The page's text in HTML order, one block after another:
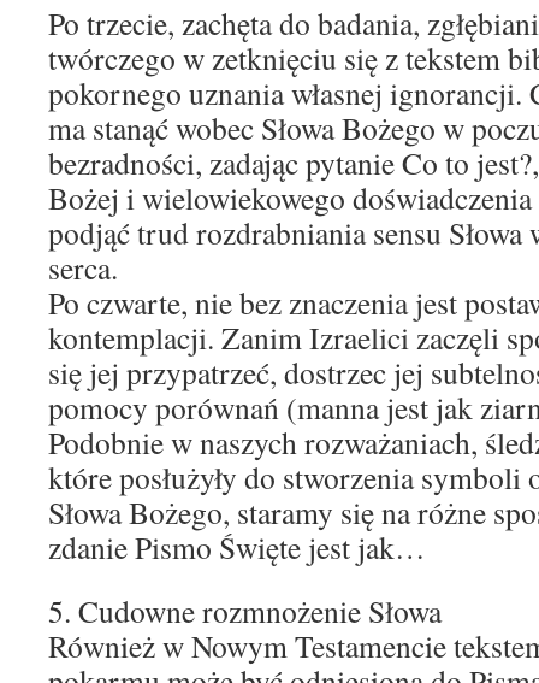
Po trzecie, zachęta do badania,
twórczego w zetknięciu się z tekstem
pokornego uznania własnej ignorancji.
ma stanąć wobec Słowa Bożego w
bezradności, zadając pytanie Co to
Bożej i wielowiekowego
podjąć trud rozdrabniania sensu
serca.
Po czwarte, nie bez znaczenia jest
kontemplacji. Zanim Izraelici zaczęli
się jej przypatrzeć, dostrzec jej
pomocy porównań (manna jest jak
Podobnie w naszych rozważaniach,
które posłużyły do stworzenia symboli
Słowa Bożego, staramy się na różne
zdanie Pismo Święte jest jak…
5. Cudowne rozmnożenie Słowa
Również w Nowym Testamencie